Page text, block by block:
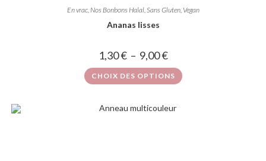
En vrac,Nos Bonbons Halal, Sans Gluten, Vegan
Ananas lisses
1,30€ – 9,00€
CHOIX DES OPTIONS